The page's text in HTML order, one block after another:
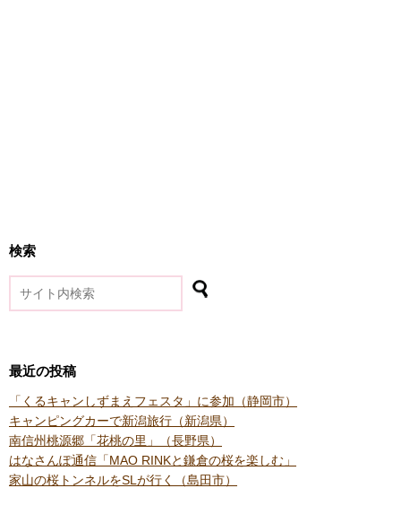
検索
最近の投稿
「くるキャンしずまえフェスタ」に参加（静岡市）
キャンピングカーで新潟旅行（新潟県）
南信州桃源郷「花桃の里」（長野県）
はなさんぽ通信「MAO RINKと鎌倉の桜を楽しむ」
家山の桜トンネルをSLが行く（島田市）